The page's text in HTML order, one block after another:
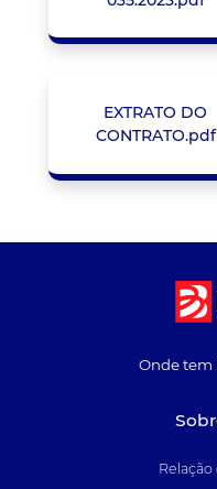
EXTRATO DO
CONTRATO.pdf
Onde tem